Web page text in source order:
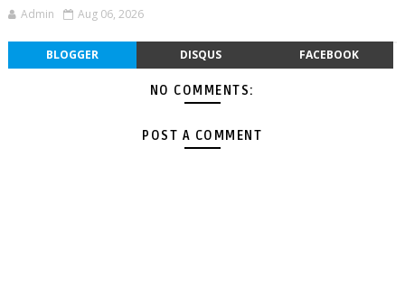
Admin Aug 06, 2026
BLOGGER DISQUS FACEBOOK
NO COMMENTS:
POST A COMMENT